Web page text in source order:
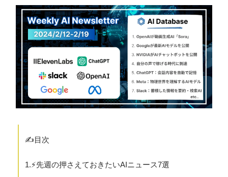
✍️目次
1.⚡️先週の押さえておきたいAIニュース7選